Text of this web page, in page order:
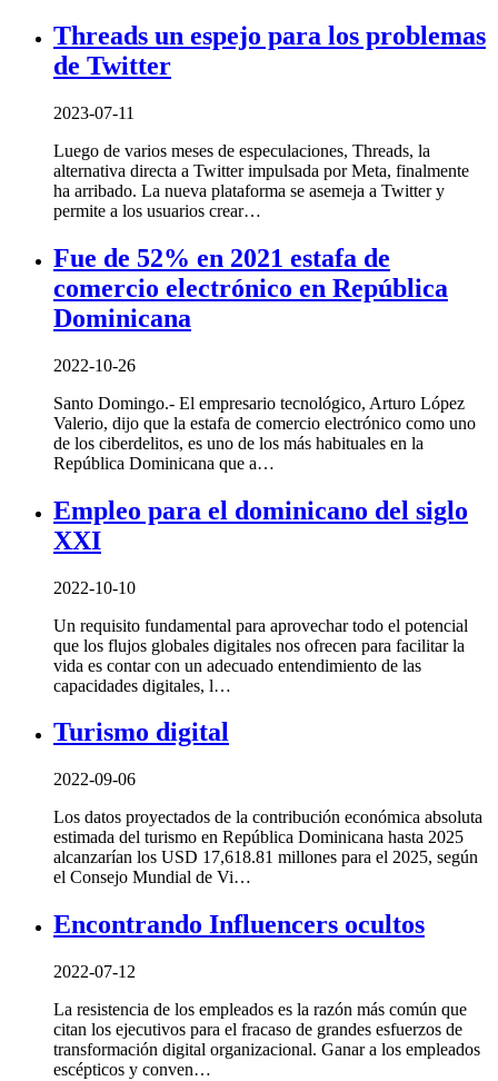
Threads un espejo para los problemas
de Twitter
2023-07-11
Luego de varios meses de especulaciones, Threads, la
alternativa directa a Twitter impulsada por Meta, finalmente
ha arribado. La nueva plataforma se asemeja a Twitter y
permite a los usuarios crear…
Fue de 52% en 2021 estafa de
comercio electrónico en República
Dominicana
2022-10-26
Santo Domingo.- El empresario tecnológico, Arturo López
Valerio, dijo que la estafa de comercio electrónico como uno
de los ciberdelitos, es uno de los más habituales en la
República Dominicana que a…
Empleo para el dominicano del siglo
XXI
2022-10-10
Un requisito fundamental para aprovechar todo el potencial
que los flujos globales digitales nos ofrecen para facilitar la
vida es contar con un adecuado entendimiento de las
capacidades digitales, l…
Turismo digital
2022-09-06
Los datos proyectados de la contribución económica absoluta
estimada del turismo en República Dominicana hasta 2025
alcanzarían los USD 17,618.81 millones para el 2025, según
el Consejo Mundial de Vi…
Encontrando Influencers ocultos
2022-07-12
La resistencia de los empleados es la razón más común que
citan los ejecutivos para el fracaso de grandes esfuerzos de
transformación digital organizacional. Ganar a los empleados
escépticos y conven…